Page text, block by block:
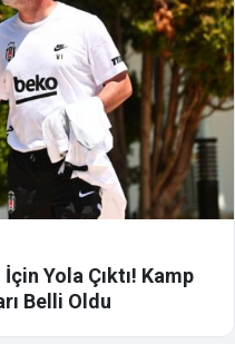
Yola Çıktı! Kamp
Belli Oldu